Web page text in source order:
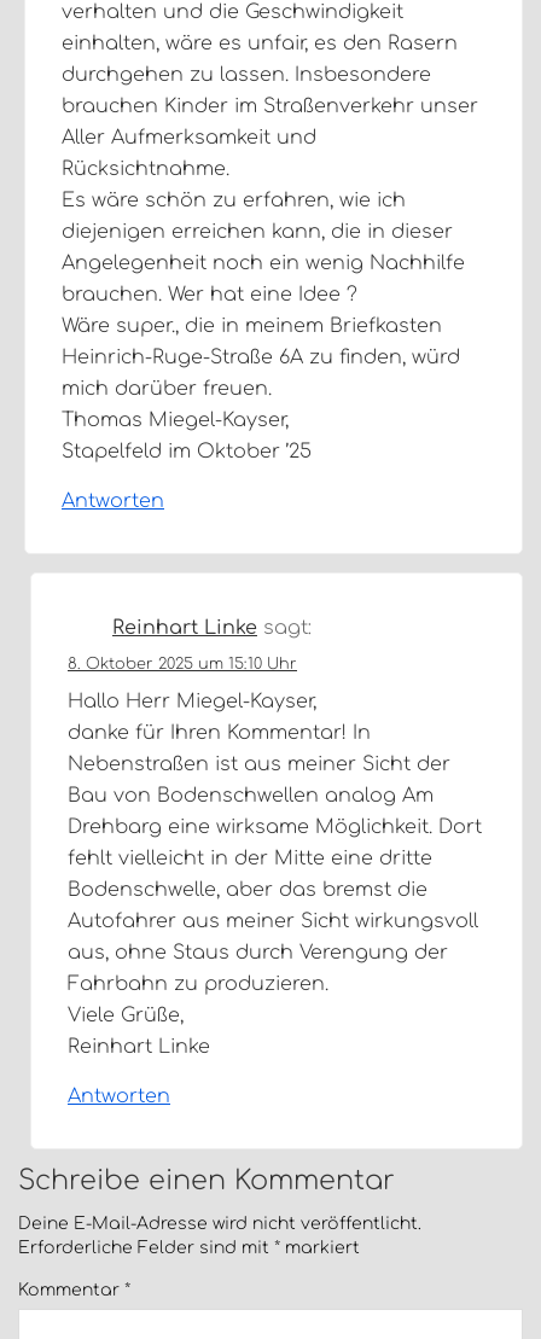
verhalten und die Geschwindigkeit
einhalten, wäre es unfair, es den Rasern
durchgehen zu lassen. Insbesondere
brauchen Kinder im Straßenverkehr unser
Aller Aufmerksamkeit und
Rücksichtnahme.
Es wäre schön zu erfahren, wie ich
diejenigen erreichen kann, die in dieser
Angelegenheit noch ein wenig Nachhilfe
brauchen. Wer hat eine Idee ?
Wäre super., die in meinem Briefkasten
Heinrich-Ruge-Straße 6A zu finden, würd
mich darüber freuen.
Thomas Miegel-Kayser,
Stapelfeld im Oktober ’25
Antworten
Reinhart Linke sagt:
8. Oktober 2025 um 15:10 Uhr
Hallo Herr Miegel-Kayser,
danke für Ihren Kommentar! In
Nebenstraßen ist aus meiner Sicht der
Bau von Bodenschwellen analog Am
Drehbarg eine wirksame Möglichkeit. Dort
fehlt vielleicht in der Mitte eine dritte
Bodenschwelle, aber das bremst die
Autofahrer aus meiner Sicht wirkungsvoll
aus, ohne Staus durch Verengung der
Fahrbahn zu produzieren.
Viele Grüße,
Reinhart Linke
Antworten
Schreibe einen Kommentar
Deine E-Mail-Adresse wird nicht veröffentlicht.
Erforderliche Felder sind mit * markiert
Kommentar *